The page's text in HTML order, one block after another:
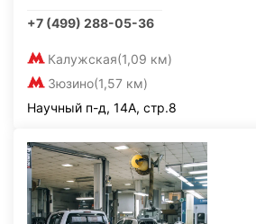
+7 (499) 288-05-36
Калужская(1,09 км)
Зюзино(1,57 км)
Научный п-д, 14А, стр.8